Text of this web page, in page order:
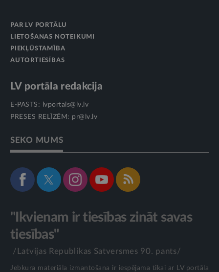
PAR LV PORTĀLU
LIETOŠANAS NOTEIKUMI
PIEKĻŪSTAMĪBA
AUTORTIESĪBAS
LV portāla redakcija
E-PASTS:
lvportals@lv.lv
PRESES RELĪZĒM: pr@lv.lv
SEKO MUMS
"Ikvienam ir tiesības zināt savas
tiesības"
/Latvijas Republikas Satversmes 90. pants/
Jebkura materiāla izmantošana ir iespējama tikai ar LV portāla